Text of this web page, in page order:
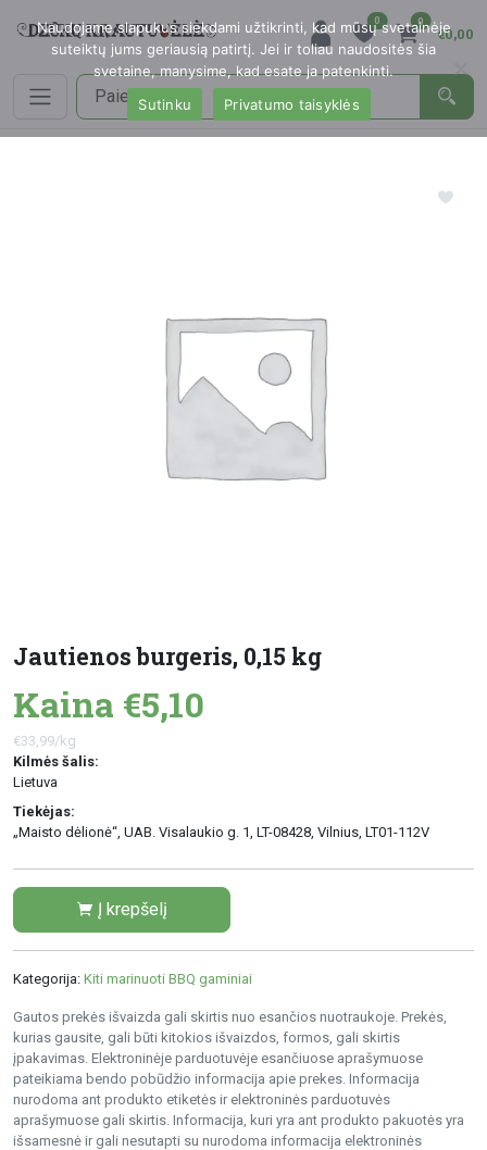
0 0
€0,00
Jautienos burgeris, 0,15 kg
Kaina €5,10
€33,99/kg
Kilmės šalis:
Lietuva
Tiekėjas:
„Maisto dėlionė“, UAB. Visalaukio g. 1, LT-08428, Vilnius, LT01-112V
Į krepšelį
Kategorija: Kiti marinuoti BBQ gaminiai
Gautos prekės išvaizda gali skirtis nuo esančios nuotraukoje. Prekės,
kurias gausite, gali būti kitokios išvaizdos, formos, gali skirtis
įpakavimas. Elektroninėje parduotuvėje esančiuose aprašymuose
pateikiama bendo pobūdžio informacija apie prekes. Informacija
nurodoma ant produkto etiketės ir elektroninės parduotuvės
aprašymuose gali skirtis. Informacija, kuri yra ant produkto pakuotės yra
išsamesnė ir gali nesutapti su nurodoma informacija elektroninės
Naudojame slapukus siekdami užtikrinti, kad mūsų svetainėje
suteiktų jums geriausią patirtį. Jei ir toliau naudositės šia
svetaine, manysime, kad esate ja patenkinti.
Sutinku
Privatumo taisyklės